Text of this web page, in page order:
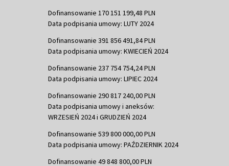
Dofinansowanie 170 151 199,48 PLN
Data podpisania umowy: LUTY 2024
Dofinansowanie 391 856 491,84 PLN
Data podpisania umowy: KWIECIEŃ 2024
Dofinansowanie 237 754 754,24 PLN
Data podpisania umowy: LIPIEC 2024
Dofinansowanie 290 817 240,00 PLN
Data podpisania umowy i aneksów:
WRZESIEŃ 2024 i GRUDZIEŃ 2024
Dofinansowanie 539 800 000,00 PLN
Data podpisania umowy: PAŹDZIERNIK 2024
Dofinansowanie 49 848 800,00 PLN